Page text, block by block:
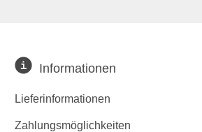
Informationen
Lieferinformationen
Zahlungsmöglichkeiten